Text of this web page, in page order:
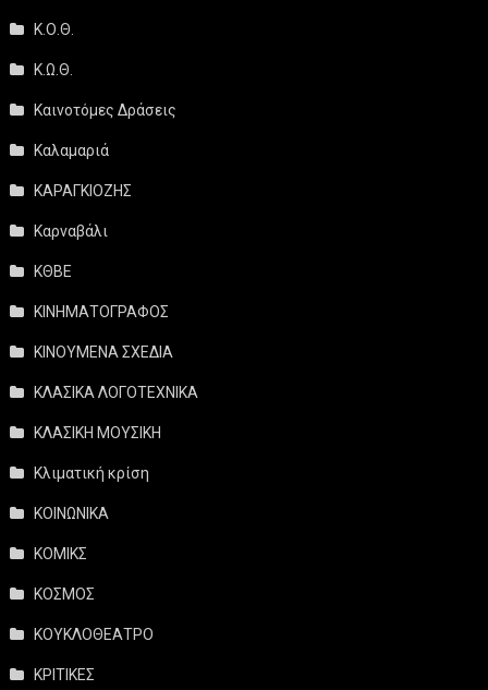
Κ.Ο.Θ.
Κ.Ω.Θ.
Καινοτόμες Δράσεις
Καλαμαριά
ΚΑΡΑΓΚΙΟΖΗΣ
Καρναβάλι
ΚΘΒΕ
ΚΙΝΗΜΑΤΟΓΡΑΦΟΣ
ΚΙΝΟΥΜΕΝΑ ΣΧΕΔΙΑ
ΚΛΑΣΙΚΑ ΛΟΓΟΤΕΧΝΙΚΑ
ΚΛΑΣΙΚΗ ΜΟΥΣΙΚΗ
Κλιματική κρίση
ΚΟΙΝΩΝΙΚΑ
ΚΟΜΙΚΣ
ΚΟΣΜΟΣ
ΚΟΥΚΛΟΘΕΑΤΡΟ
ΚΡΙΤΙΚΕΣ